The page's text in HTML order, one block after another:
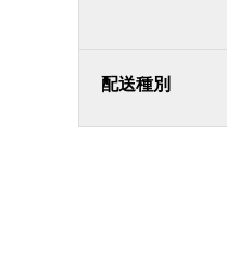
配送種別